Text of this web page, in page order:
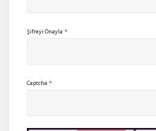
Şifreyi Onayla *
Captcha *